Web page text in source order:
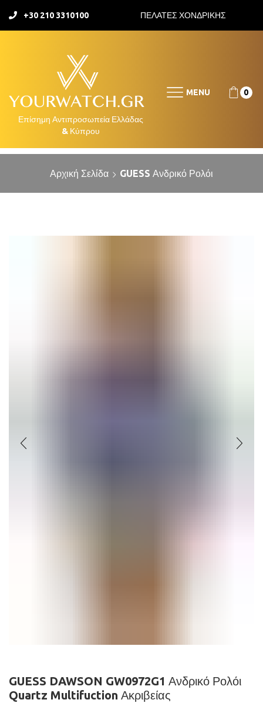
+30 210 3310100 ΠΕΛΑΤΕΣ ΧΟΝΔΡΙΚΗΣ
MENU 0
Αρχική Σελίδα GUESS Ανδρικό Ρολόι
GUESS DAWSON GW0972G1 Ανδρικό Ρολόι
Quartz Multifuction Ακριβείας